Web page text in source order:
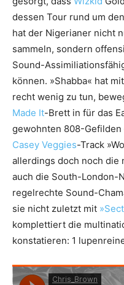
dessen Tour rund um
hat der Nigerianer nicht
sammeln, sondern
Sound-
können. »Shabba« hat
recht wenig zu tun,
Made It-Brett in für das
gewohnten 808-Gefilden
Casey Veggies-Track
allerdings doch noch die
auch die South-London-
regelrechte Sound-
sie nicht zuletzt mit
komplettiert die
konstatieren: 1